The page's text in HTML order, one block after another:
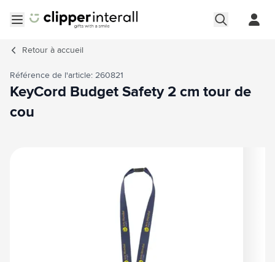
Retour à accueil
Référence de l'article: 260821
KeyCord Budget Safety 2 cm tour de
cou